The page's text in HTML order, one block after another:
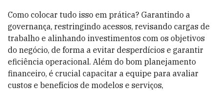
Como colocar tudo isso em prática? Garantindo a
governança, restringindo acessos, revisando cargas de
trabalho e alinhando investimentos com os objetivos
do negócio, de forma a evitar desperdícios e garantir
eficiência operacional. Além do bom planejamento
financeiro, é crucial capacitar a equipe para avaliar
custos e benefícios de modelos e serviços,